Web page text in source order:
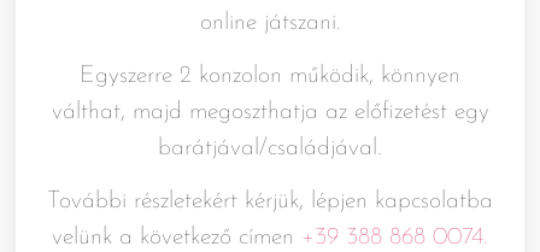
online játszani.
Egyszerre 2 konzolon működik, könnyen
válthat, majd megoszthatja az előfizetést egy
barátjával/családjával.
További részletekért kérjük, lépjen kapcsolatba
velünk a következő címen +39 388 868 0074.